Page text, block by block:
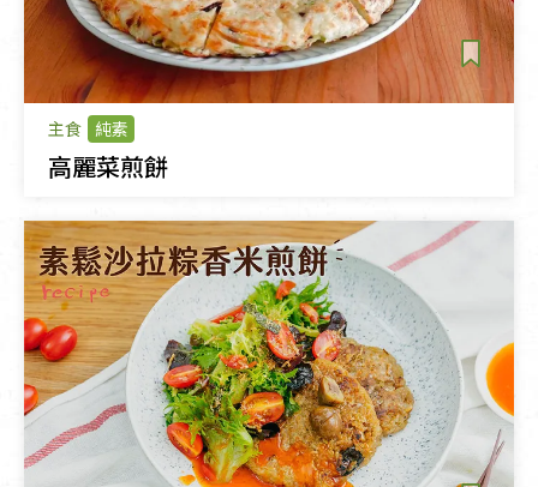
主食 純素
高麗菜煎餅